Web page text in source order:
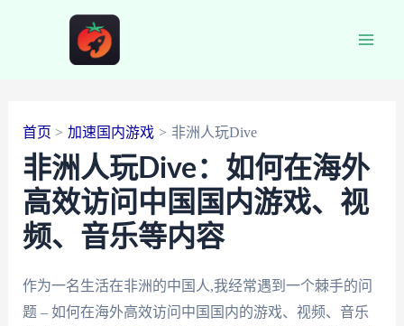
首页 加速国内游戏 非洲人玩Dive
非洲人玩Dive：如何在海外
高效访问中国国内游戏、视
频、音乐等内容
作为一名生活在非洲的中国人,我经常遇到一个棘手的问
题 – 如何在海外高效访问中国国内的游戏、视频、音乐